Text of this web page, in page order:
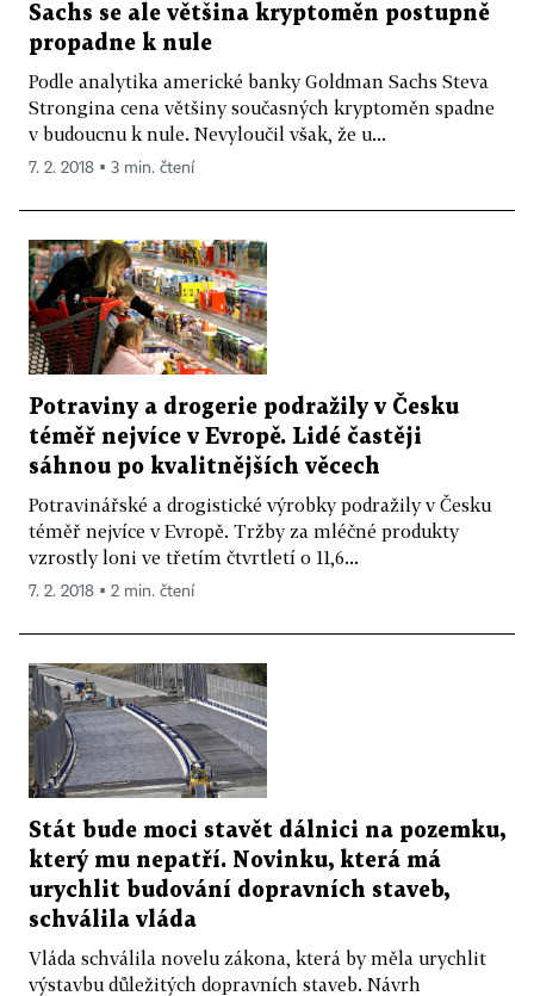
Sachs se ale většina kryptoměn postupně
propadne k nule
Podle analytika americké banky Goldman Sachs Steva
Strongina cena většiny současných kryptoměn spadne
v budoucnu k nule. Nevyloučil však, že u...
7. 2. 2018 ▪ 3 min. čtení
Potraviny a drogerie podražily v Česku
téměř nejvíce v Evropě. Lidé častěji
sáhnou po kvalitnějších věcech
Potravinářské a drogistické výrobky podražily v Česku
téměř nejvíce v Evropě. Tržby za mléčné produkty
vzrostly loni ve třetím čtvrtletí o 11,6...
7. 2. 2018 ▪ 2 min. čtení
Stát bude moci stavět dálnici na pozemku,
který mu nepatří. Novinku, která má
urychlit budování dopravních staveb,
schválila vláda
Vláda schválila novelu zákona, která by měla urychlit
výstavbu důležitých dopravních staveb. Návrh